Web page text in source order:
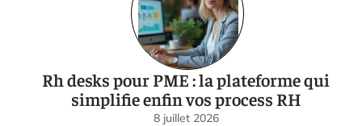
Rh desks pour PME : la plateforme qui
simplifie enfin vos process RH
8 juillet 2026